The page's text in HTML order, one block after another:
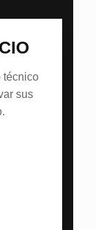
técnico
sus